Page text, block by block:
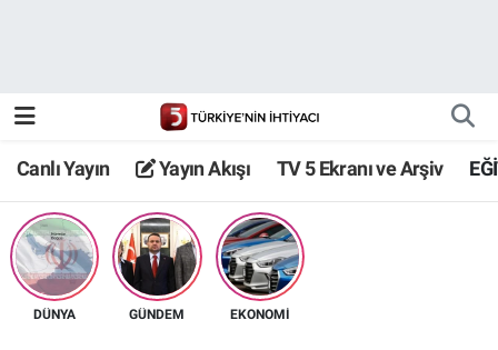
Canlı Yayın Yayın Akışı TV 5 Ekranı ve Arşiv
DÜNYA GÜNDEM EKONOMİ
TV 5 Ekranı ve Arşiv